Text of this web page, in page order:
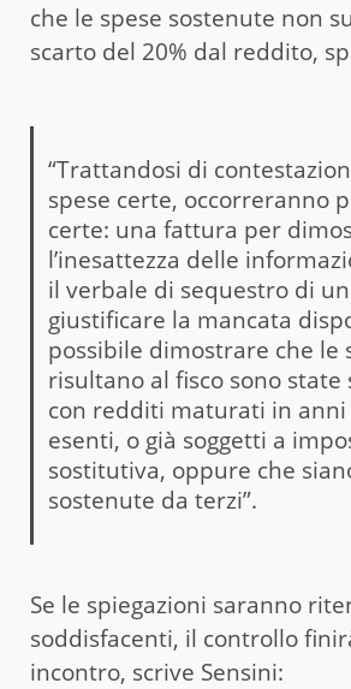
che le spese sostenute non
scarto del 20% dal reddito,
“Trattandosi di
spese certe, occorreranno
certe: una fattura per
l’inesattezza delle
il verbale di sequestro di
giustificare la mancata
possibile dimostrare che le
risultano al fisco sono state
con redditi maturati in anni
esenti, o già soggetti a
sostitutiva, oppure che
sostenute da terzi”.
Se le spiegazioni saranno
soddisfacenti, il controllo
incontro, scrive Sensini: